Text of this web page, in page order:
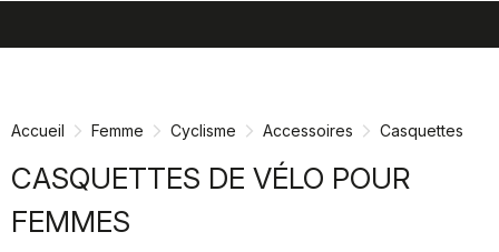
directement
navigation
directement
Accueil Femme Cyclisme Accessoires Casquettes
CASQUETTES DE VÉLO POUR
FEMMES